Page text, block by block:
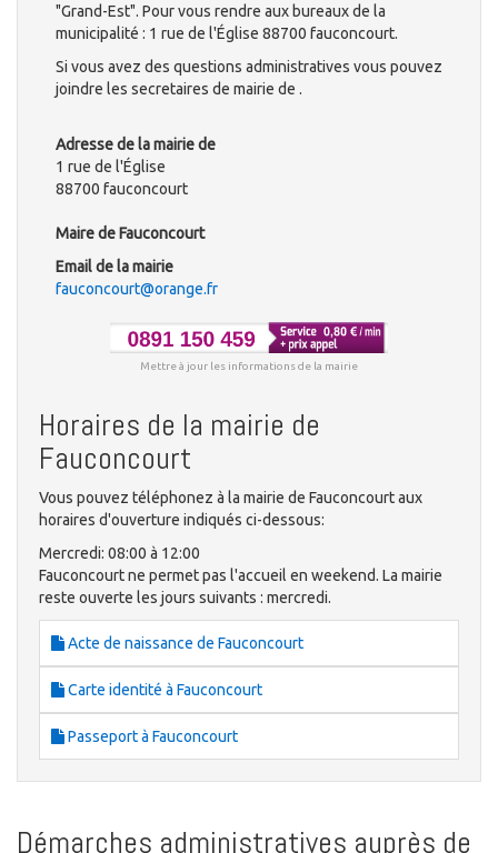
"Grand-Est". Pour vous rendre aux bureaux de la
municipalité : 1 rue de l'Église 88700 fauconcourt.
Si vous avez des questions administratives vous pouvez
joindre les secretaires de mairie de .
Adresse de la mairie de
1 rue de l'Église
88700 fauconcourt
Maire de Fauconcourt
Email de la mairie
fauconcourt@orange.fr
Mettre à jour les informations de la mairie
Horaires de la mairie de
Fauconcourt
Vous pouvez téléphonez à la mairie de Fauconcourt aux
horaires d'ouverture indiqués ci-dessous:
Mercredi: 08:00 à 12:00
Fauconcourt ne permet pas l'accueil en weekend. La mairie
reste ouverte les jours suivants : mercredi.
Acte de naissance de Fauconcourt
Carte identité à Fauconcourt
Passeport à Fauconcourt
Démarches administratives auprès de